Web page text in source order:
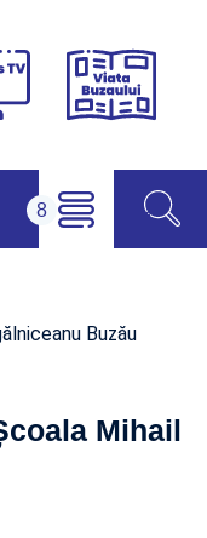
Campus
Viața
Buzău
Mihail